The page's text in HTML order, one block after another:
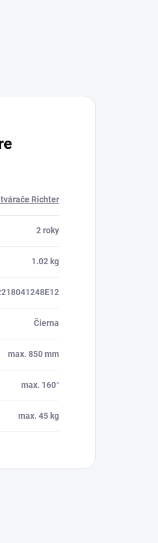
Richter
2 roky
1.02 kg
Čierna
max. 850 mm
max. 160°
max. 45 kg